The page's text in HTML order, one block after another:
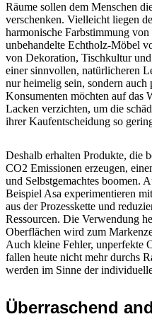
Räume sollen dem Menschen
verschenken. Vielleicht liegen
harmonische Farbstimmung
unbehandelte Echtholz-Möbel
von Dekoration, Tischkultur
einer sinnvollen, natürlicheren
nur heimelig sein, sondern
Konsumenten möchten auf das
Lacken verzichten, um die
ihrer Kaufentscheidung so
Deshalb erhalten Produkte, die
CO2 Emissionen erzeugen,
und Selbstgemachtes boomen.
Beispiel Asa experimentieren
aus der Prozesskette und
Ressourcen. Die Verwendung
Oberflächen wird zum
Auch kleine Fehler, unperfekte
fallen heute nicht mehr durchs
werden im Sinne der
Überraschend